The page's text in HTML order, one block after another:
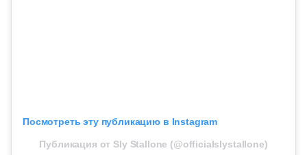
Посмотреть эту публикацию в Instagram
Публикация от Sly Stallone (@officialslystallone)